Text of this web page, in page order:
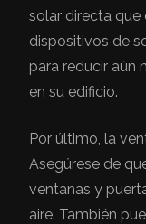
solar directa que
dispositivos de
para reducir aún
en su edificio.
Por último, la
Asegúrese de
ventanas y
aire. También